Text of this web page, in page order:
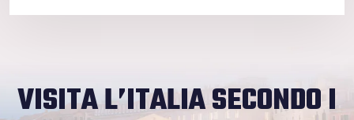
VISITA L’ITALIA SECONDO I